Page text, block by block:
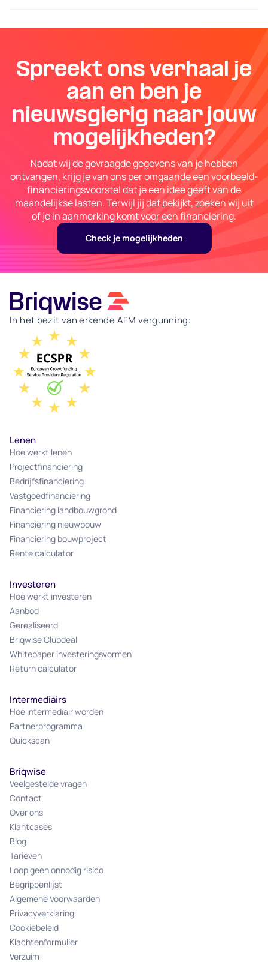
Bedrag van de lening:Dit risico wordt
beperkt door het eerste recht van
hypotheek op het gefinancierde vastgoed.
Daardoor heb je het recht van parate
executie wanneer de ondernemer niet aan
zijn verplichtingen voldoet. Van belang is
dat de opbrengst van de executie in dat
geval hoger is dan de uitstaande leensom.
Daarom is de LTV maximaal 75% en hechten
we veel waarde aan de beoordeling van de
waarde van het vastgoed door
onafhankelijke taxateurs.
Maandelijkse termijnen:Dit risico wordt
beperkt door de kwaliteit van de
track-record en financials. Door het sluiten
Briqwise als extra bescherming de betaling
van de maandelijkse termijnen. Zelfs als de
ondernemer niet aan zijn verplichtingen
voldoet.
Spreekt ons verhaal je
aan en ben je
nieuwsgierig naar jouw
mogelijkheden?
Nadat wij de gevraagde gegevens van je hebben
ontvangen, krijg je van ons per omgaande een voorbeeld-
financieringsvoorstel dat je een idee geeft van de
maandelijkse lasten. Terwijl jij dat bekijkt, zoeken wij uit
of je in aanmerking komt voor een financiering.
Check je mogelijkheden
In het bezit van erkende AFM vergunning:
Lenen
Hoe werkt lenen
Projectfinanciering
Bedrijfsfinanciering
Vastgoedfinanciering
Financiering landbouwgrond
Financiering nieuwbouw
Financiering bouwproject
Rente calculator
Investeren
Hoe werkt investeren
Aanbod
Gerealiseerd
Briqwise Clubdeal
Whitepaper investeringsvormen
Return calculator
Intermediairs
Hoe intermediair worden
Partnerprogramma
Quickscan
Briqwise
Veelgestelde vragen
Contact
Over ons
Klantcases
Blog
Tarieven
Loop geen onnodig risico
Begrippenlijst
Algemene Voorwaarden
Privacyverklaring
Cookiebeleid
Klachtenformulier
Verzuim